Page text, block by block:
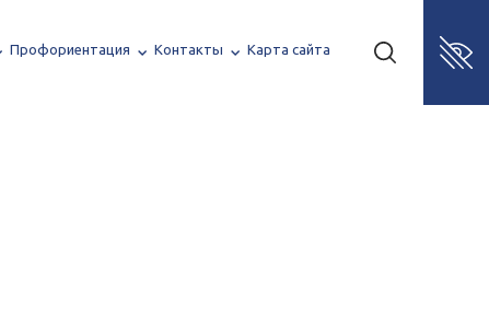
Профориентация Контакты Карта сайта